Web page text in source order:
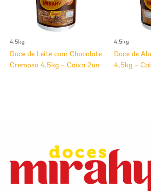
4,5kg
Doce de Leite com Chocolate
Cremoso 4,5kg – Caixa 2un
4,5kg
Doce de
4,5kg –